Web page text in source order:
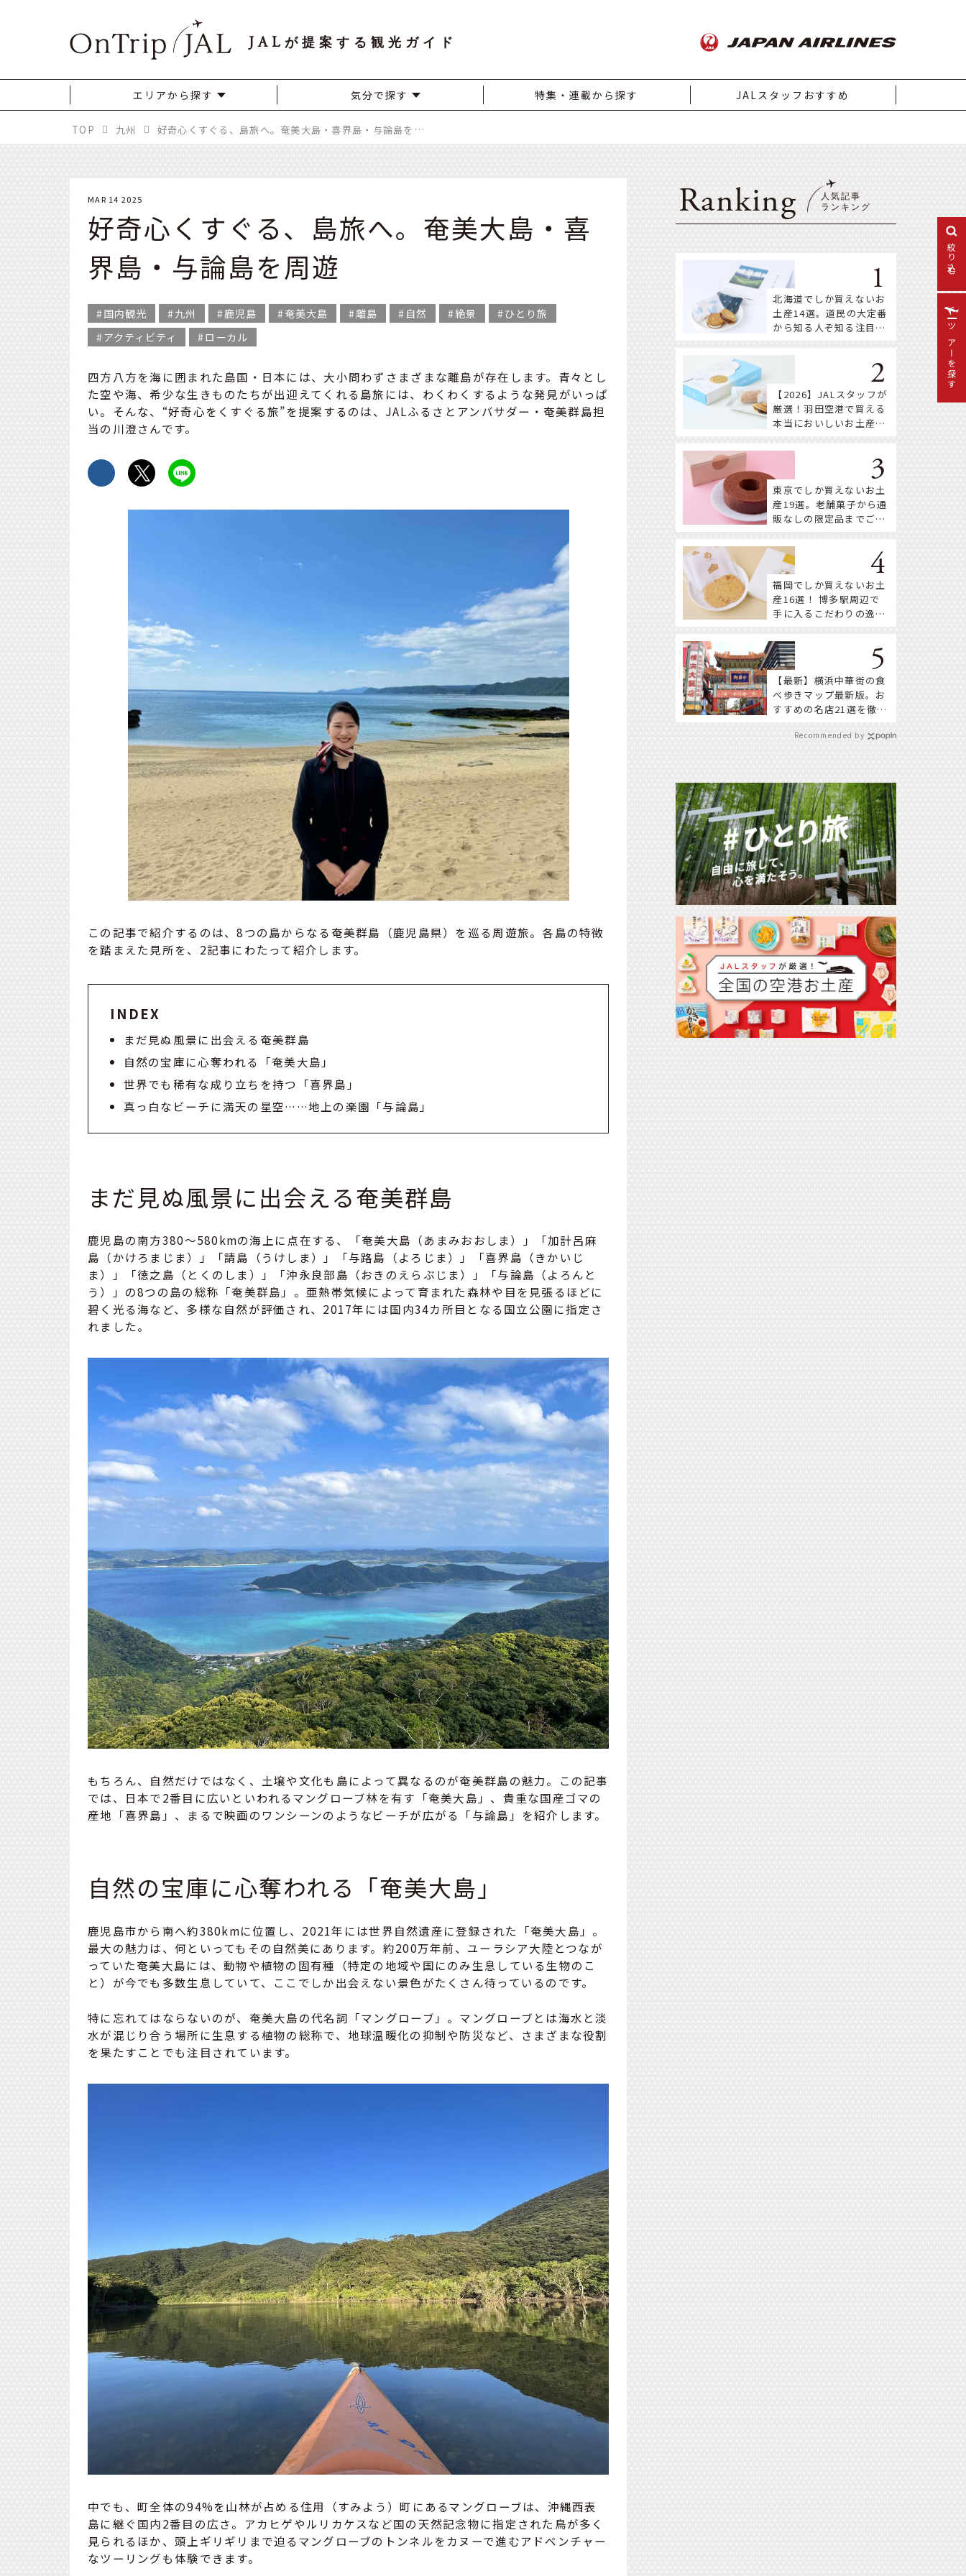
絞り込む
JAL が提案する観光ガイド
エリアから探す 気分で探す 特集・連載から探す JALスタッフおすすめ
TOP 九州 好奇心くすぐる、島旅へ。奄美大島・喜界島・与論島を周遊
MAR 14 2025
好奇心くすぐる、島旅へ。奄美大島・喜
界島・与論島を周遊
国内観光 九州 鹿児島 奄美大島 離島 自然 絶景
ひとり旅
アクティビティ
ローカル
四方八方を海に囲まれた島国・日本には、大小問わずさまざまな離島が存在します。青々とし
た空や海、希少な生きものたちが出迎えてくれる島旅には、わくわくするような発見がいっぱ
い。そんな、“好奇心をくすぐる旅”を提案するのは、JALふるさとアンバサダー・奄美群島担
当の川澄さんです。
この記事で紹介するのは、8つの島からなる奄美群島（鹿児島県）を巡る周遊旅。各島の特徴
を踏まえた見所を、2記事にわたって紹介します。
INDEX
まだ見ぬ風景に出会える奄美群島
自然の宝庫に心奪われる「奄美大島」
世界でも稀有な成り立ちを持つ「喜界島」
真っ白なビーチに満天の星空……地上の楽園「与論島」
まだ見ぬ風景に出会える奄美群島
鹿児島の南方380～580kmの海上に点在する、「奄美大島（あまみおおしま）」「加計呂麻
島（かけろまじま）」「請島（うけしま）」「与路島（よろじま）」「喜界島（きかいじ
ま）」「徳之島（とくのしま）」「沖永良部島（おきのえらぶじま）」「与論島（よろんと
う）」の8つの島の総称「奄美群島」。亜熱帯気候によって育まれた森林や目を見張るほどに
碧く光る海など、多様な自然が評価され、2017年には国内34カ所目となる国立公園に指定さ
れました。
もちろん、自然だけではなく、土壌や文化も島によって異なるのが奄美群島の魅力。この記事
では、日本で2番目に広いといわれるマングローブ林を有す「奄美大島」、貴重な国産ゴマの
産地「喜界島」、まるで映画のワンシーンのようなビーチが広がる「与論島」を紹介します。
自然の宝庫に心奪われる「奄美大島」
鹿児島市から南へ約380kmに位置し、2021年には世界自然遺産に登録された「奄美大島」。
最大の魅力は、何といってもその自然美にあります。約200万年前、ユーラシア大陸とつなが
っていた奄美大島には、動物や植物の固有種（特定の地域や国にのみ生息している生物のこ
と）が今でも多数生息していて、ここでしか出会えない景色がたくさん待っているのです。
特に忘れてはならないのが、奄美大島の代名詞「マングローブ」。マングローブとは海水と淡
水が混じり合う場所に生息する植物の総称で、地球温暖化の抑制や防災など、さまざまな役割
を果たすことでも注目されています。
中でも、町全体の94%を山林が占める住用（すみよう）町にあるマングローブは、沖縄西表
島に継ぐ国内2番目の広さ。アカヒゲやルリカケスなど国の天然記念物に指定された鳥が多く
見られるほか、頭上ギリギリまで迫るマングローブのトンネルをカヌーで進むアドベンチャー
なツーリングも体験できます。
Ranking
北海道でしか買えないお
土産14選。道民の大定番
から知る人ぞ知る注目株
【2026】JALスタッフが
厳選！羽田空港で買える
本当においしいお土産18
東京でしか買えないお土
産19選。老舗菓子から通
販なしの限定品までご紹
福岡でしか買えないお土
産16選！ 博多駅周辺で
手に入るこだわりの逸品
【最新】横浜中華街の食
べ歩きマップ最新版。お
すすめの名店21選を徹底
Recommended by
ツアーを探す